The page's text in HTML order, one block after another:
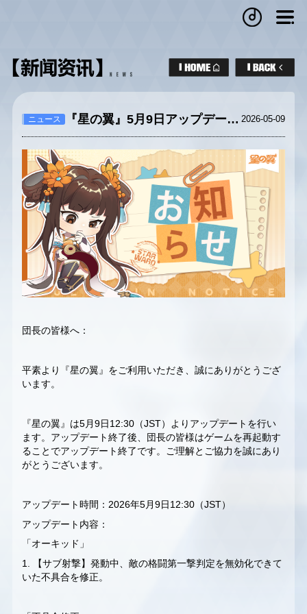
ニュース 『星の翼』5月9日アップデートのお知らせ 2026-05-09
団長の皆様へ：
平素より『星の翼』をご利用いただき、誠にありがとうござ
います。
『星の翼』は5月9日12:30（JST）よりアップデートを行い
ます。アップデート終了後、団長の皆様はゲームを再起動す
ることでアップデート終了です。ご理解とご協力を誠にあり
がとうございます。
アップデート時間：2026年5月9日12:30（JST）
アップデート内容：
「オーキッド」
1. 【サブ射撃】発動中、敵の格闘第一撃判定を無効化できて
いた不具合を修正。